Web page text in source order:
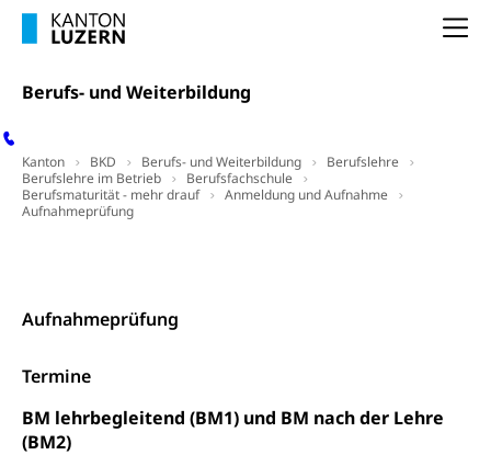
Berufs- und Weiterbildung
Kanton BKD Berufs- und Weiterbildung
Berufslehre
Berufslehre im Betrieb
Berufsfachschule
Berufsmaturität - mehr drauf
Anmeldung und Aufnahme
Aufnahmeprüfung
Aufnahmeprüfung
Termine
BM lehrbegleitend (BM1) und BM nach der Lehre
(BM2)
Frühe Sprachförderung
Frühe Förderung
Konsumentenrechte, Produktsicherheit,
Preisüberwachung, Preisüberwacher,
Konsumentenorganisation, parallele Einfuhr,
regionale Erschöpfung, nationale Erschöpfung,
Lebensmittelkontrolle und
Verbraucherschutz
Krankenversicherung
Krankheit, Unfall, Prämienverbilligung,
Krankenkasse
Krankenversicherung (WAS Luzern)
Lebensmittelsicherheit